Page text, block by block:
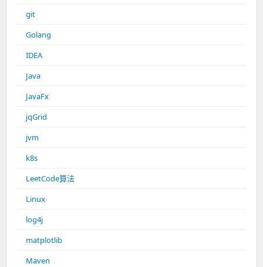
git
Golang
IDEA
Java
JavaFx
jqGrid
jvm
k8s
LeetCode算法
Linux
log4j
matplotlib
Maven